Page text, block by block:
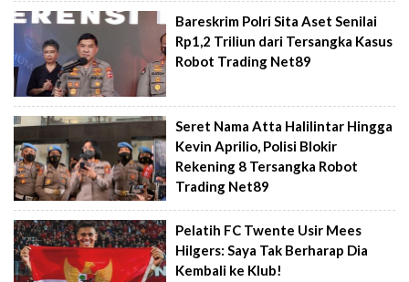
Bareskrim Polri Sita Aset Senilai
Rp1,2 Triliun dari Tersangka Kasus
Robot Trading Net89
Seret Nama Atta Halilintar Hingga
Kevin Aprilio, Polisi Blokir
Rekening 8 Tersangka Robot
Trading Net89
Pelatih FC Twente Usir Mees
Hilgers: Saya Tak Berharap Dia
Kembali ke Klub!